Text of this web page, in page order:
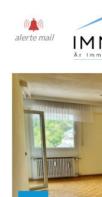
alerte mail